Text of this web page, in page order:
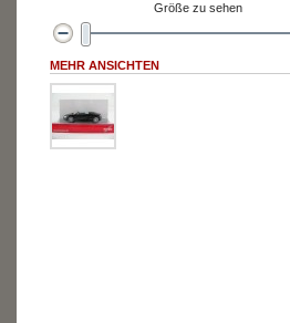
Größe zu sehen
MEHR ANSICHTEN